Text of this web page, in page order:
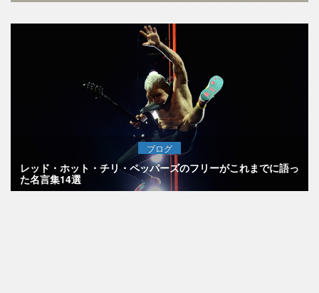
ブログ
レッド・ホット・チリ・ペッパーズのフリーがこれまでに語っ
た名言集14選